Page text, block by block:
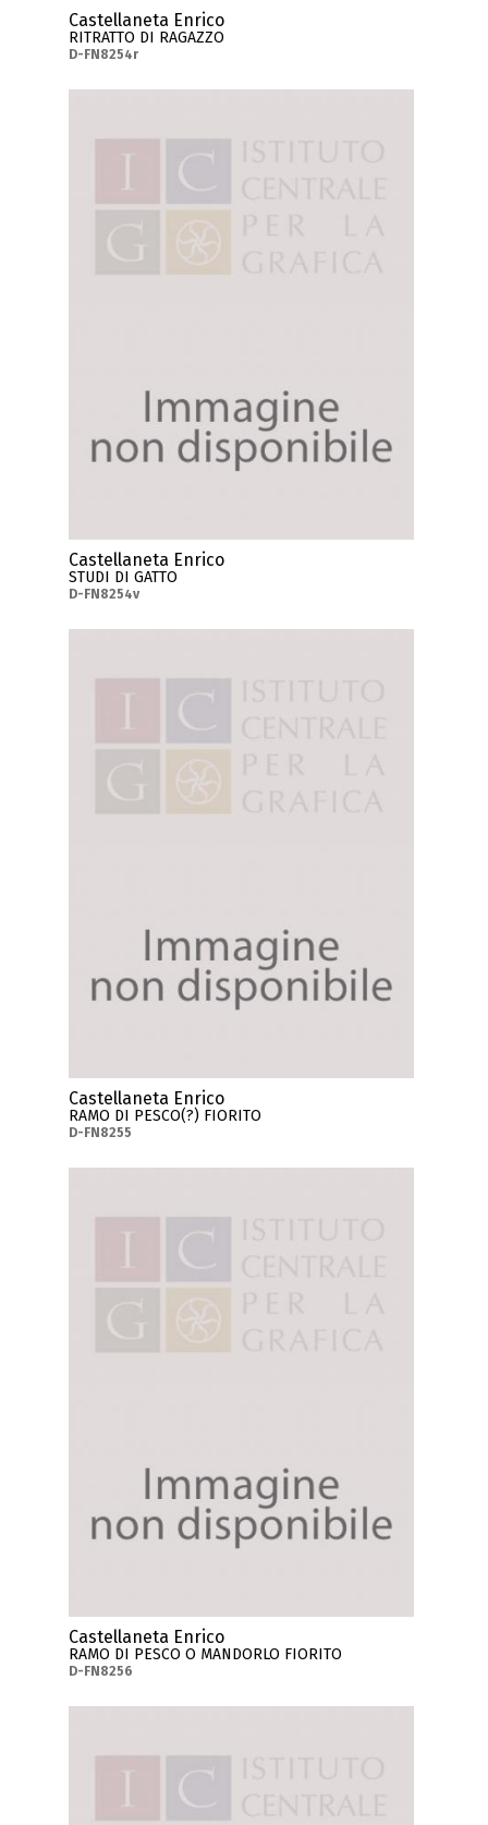
Castellaneta Enrico
RITRATTO DI RAGAZZO
D-FN8254r
Castellaneta Enrico
STUDI DI GATTO
D-FN8254v
Castellaneta Enrico
RAMO DI PESCO(?) FIORITO
D-FN8255
Castellaneta Enrico
RAMO DI PESCO O MANDORLO FIORITO
D-FN8256